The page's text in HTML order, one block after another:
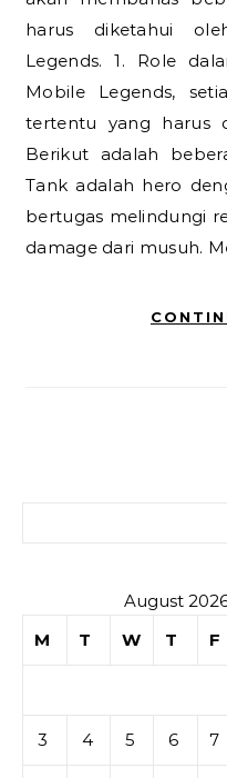
harus diketahui
Legends. 1. Role
Mobile Legends,
tertentu yang harus
Berikut adalah
Tank adalah hero
bertugas melindungi
damage dari musuh.
August
M
T W T F
3 4 5 6 7